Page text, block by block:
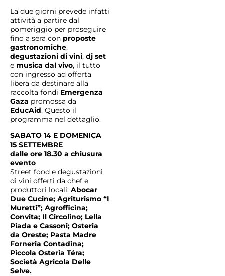
La due giorni prevede infatti
attività a partire dal
pomeriggio per proseguire
fino a sera con proposte
gastronomiche,
degustazioni di vini, dj set
e musica dal vivo, il tutto
con ingresso ad offerta
libera da destinare alla
raccolta fondi Emergenza
Gaza promossa da
EducAid. Questo il
programma nel dettaglio.
SABATO 14 E DOMENICA
15 SETTEMBRE
dalle ore 18.30 a chiusura
evento
Street food e degustazioni
di vini offerti da chef e
produttori locali: Abocar
Due Cucine; Agriturismo “I
Muretti”; Agrofficina;
Convita; Il Circolino; Lella
Piada e Cassoni; Osteria
da Oreste; Pasta Madre
Forneria Contadina;
Piccola Osteria Téra;
Società Agricola Delle
Selve.